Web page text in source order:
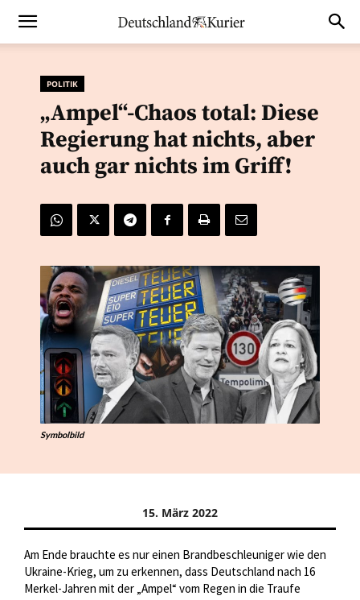
POLITIK
„Ampel“-Chaos total: Diese
Regierung hat nichts, aber
auch gar nichts im Griff!
Symbolbild
15. März 2022
Am Ende brauchte es nur einen Brandbeschleuniger wie den
Ukraine-Krieg, um zu erkennen, dass Deutschland nach 16
Merkel-Jahren mit der „Ampel“ vom Regen in die Traufe